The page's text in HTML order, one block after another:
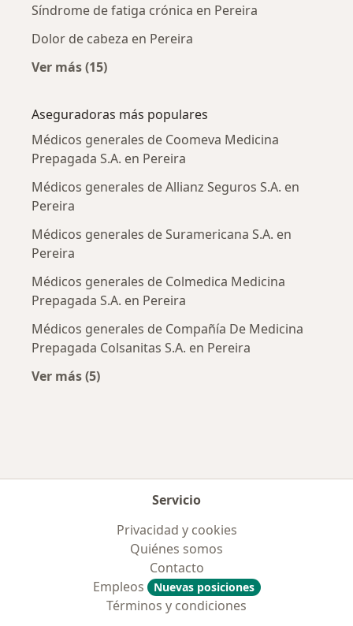
Síndrome de fatiga crónica en Pereira
Dolor de cabeza en Pereira
Ver más (15)
Aseguradoras más populares
Médicos generales de Coomeva Medicina
Prepagada S.A. en Pereira
Médicos generales de Allianz Seguros S.A. en
Pereira
Médicos generales de Suramericana S.A. en
Pereira
Médicos generales de Colmedica Medicina
Prepagada S.A. en Pereira
Médicos generales de Compañía De Medicina
Prepagada Colsanitas S.A. en Pereira
Ver más (5)
Servicio
Privacidad y cookies
Quiénes somos
Contacto
Empleos
Nuevas posiciones
Términos y condiciones